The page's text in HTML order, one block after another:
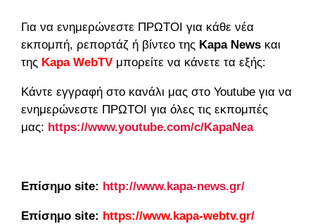
Για να ενημερώνεστε ΠΡΩΤΟΙ για κάθε νέα
εκπομπή, ρεπορτάζ ή βίντεο της Kapa News και
της Kapa WebTV μπορείτε να κάνετε τα εξής:
Κάντε εγγραφή στο κανάλι μας στο Youtube για να
ενημερώνεστε ΠΡΩΤΟΙ για όλες τις εκπομπές
μας: https://www.youtube.com/c/KapaNea
Επίσημο site: http://www.kapa-news.gr/
Επίσημο site: https://www.kapa-webtv.gr/